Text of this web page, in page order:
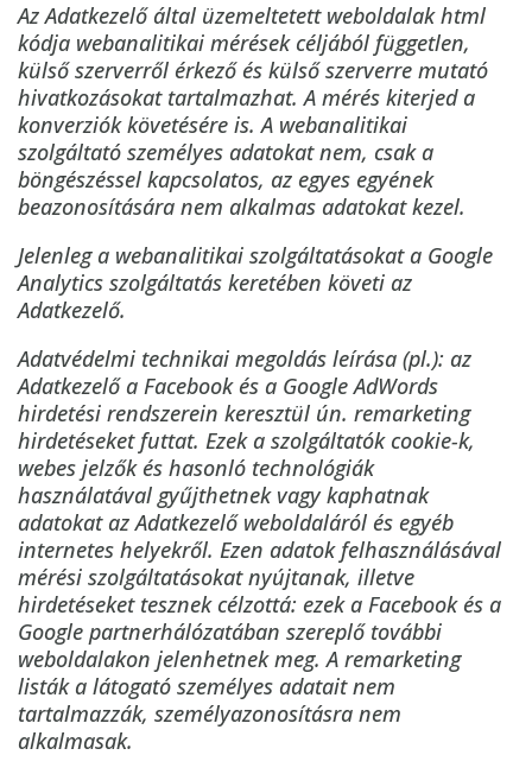
Az Adatkezelő által üzemeltetett weboldalak html
kódja webanalitikai mérések céljából független,
külső szerverről érkező és külső szerverre mutató
hivatkozásokat tartalmazhat. A mérés kiterjed a
konverziók követésére is. A webanalitikai
szolgáltató személyes adatokat nem, csak a
böngészéssel kapcsolatos, az egyes egyének
beazonosítására nem alkalmas adatokat kezel.
Jelenleg a webanalitikai szolgáltatásokat a Google
Analytics szolgáltatás keretében követi az
Adatkezelő.
Adatvédelmi technikai megoldás leírása (pl.): az
Adatkezelő a Facebook és a Google AdWords
hirdetési rendszerein keresztül ún. remarketing
hirdetéseket futtat. Ezek a szolgáltatók cookie-k,
webes jelzők és hasonló technológiák
használatával gyűjthetnek vagy kaphatnak
adatokat az Adatkezelő weboldaláról és egyéb
internetes helyekről. Ezen adatok felhasználásával
mérési szolgáltatásokat nyújtanak, illetve
hirdetéseket tesznek célzottá: ezek a Facebook és a
Google partnerhálózatában szereplő további
weboldalakon jelenhetnek meg. A remarketing
listák a látogató személyes adatait nem
tartalmazzák, személyazonosításra nem
alkalmasak.